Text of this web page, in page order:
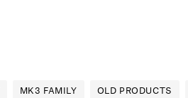
MK3 FAMILY OLD PRODUCTS